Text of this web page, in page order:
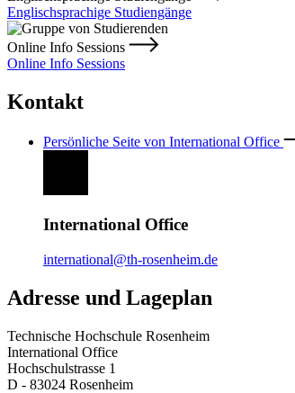
Englischsprachige Studiengänge
Online Info Sessions
Online Info Sessions
Kontakt
Persönliche Seite von International Office
International Office
international@th-rosenheim.de
Adresse und Lageplan
Technische Hochschule Rosenheim
International Office
Hochschulstrasse 1
D - 83024 Rosenheim